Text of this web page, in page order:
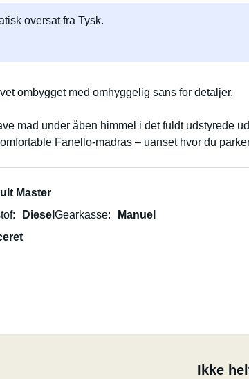
oversat fra Tysk.
ombygget med omhyggelig sans for detaljer.
mad under åben himmel i det fuldt udstyrede
Fanello-madras – uanset hvor du
Master
Diesel Gearkasse
Manuel
Ikke